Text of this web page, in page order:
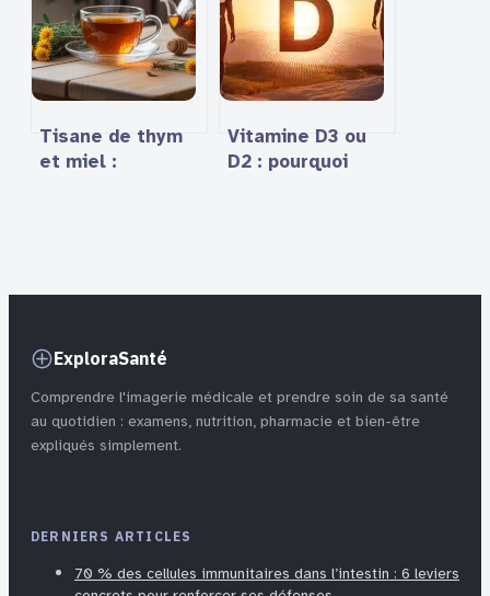
Tisane de thym
et miel :
Vitamine D3 ou
D2 : pourquoi
ExploraSanté
Comprendre l'imagerie médicale et prendre soin de sa santé
au quotidien : examens, nutrition, pharmacie et bien-être
expliqués simplement.
DERNIERS ARTICLES
70 % des cellules immunitaires dans l’intestin : 6 leviers